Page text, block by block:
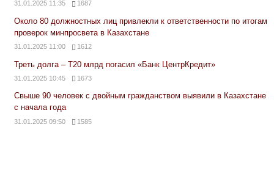
31.01.2025 11:35 1687
Около 80 должностных лиц привлекли к ответственности по итогам
проверок минпросвета в Казахстане
31.01.2025 11:00 1612
Треть долга – Т20 млрд погасил «Банк ЦентрКредит»
31.01.2025 10:45 1673
Свыше 90 человек с двойным гражданством выявили в Казахстане
с начала года
31.01.2025 09:50 1585